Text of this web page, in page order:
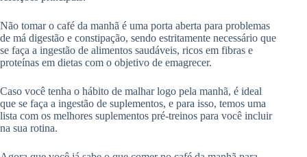
Não tomar o café da manhã é uma porta aberta para problemas
de má digestão e constipação, sendo estritamente necessário que
se faça a ingestão de alimentos saudáveis, ricos em fibras e
proteínas em dietas com o objetivo de emagrecer.
Caso você tenha o hábito de malhar logo pela manhã, é ideal
que se faça a ingestão de suplementos, e para isso, temos uma
lista com os melhores suplementos pré-treinos para você incluir
na sua rotina.